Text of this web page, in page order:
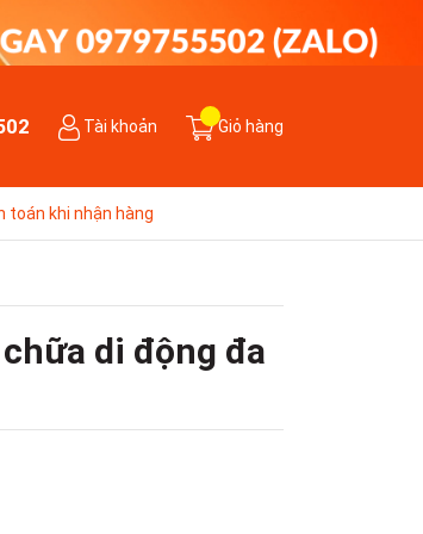
Tài khoản Giỏ hàng
toán khi nhận hàng
di động đa